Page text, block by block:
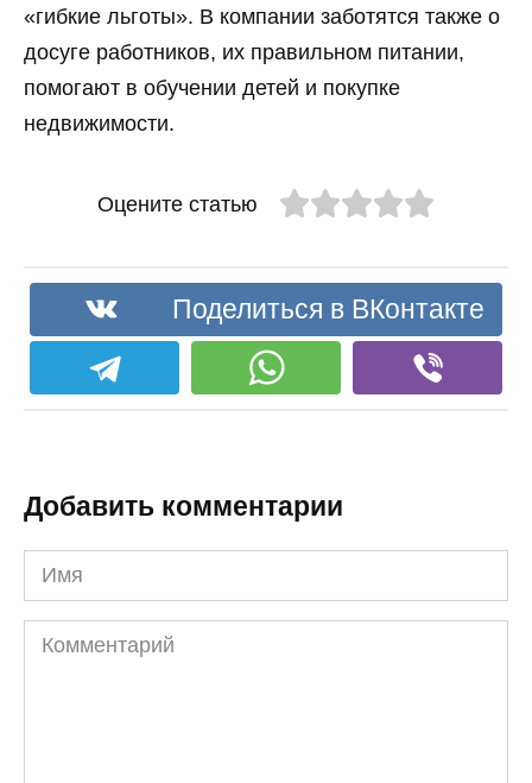
«гибкие льготы». В компании заботятся также о
досуге работников, их правильном питании,
помогают в обучении детей и покупке
недвижимости.
Оцените статью
Поделиться в ВКонтакте
Добавить комментарии
Имя
Комментарий